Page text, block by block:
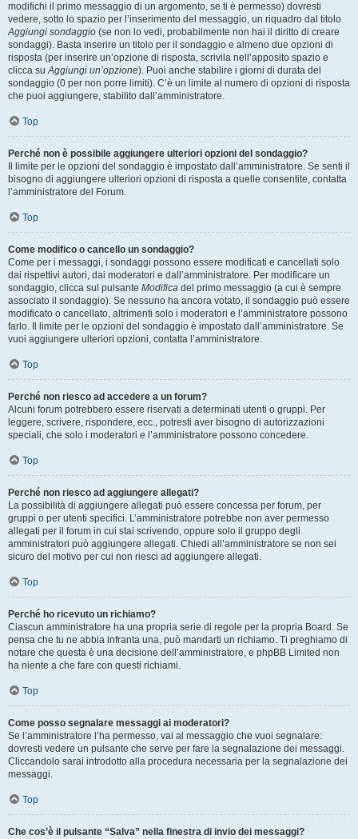
modifichi il primo messaggio di un argomento, se ti è permesso) dovresti
vedere, sotto lo spazio per l’inserimento del messaggio, un riquadro dal titolo
Aggiungi sondaggio (se non lo vedi, probabilmente non hai il diritto di creare
sondaggi). Basta inserire un titolo per il sondaggio e almeno due opzioni di
risposta (per inserire un’opzione di risposta, scrivila nell’apposito spazio e
clicca suAggiungi un’opzione). Puoi anche stabilire i giorni di durata del
sondaggio (0 per non porre limiti). C’è un limite al numero di opzioni di risposta
che puoi aggiungere, stabilito dall’amministratore.
Top
Perché non è possibile aggiungere ulteriori opzioni del sondaggio?
Il limite per le opzioni del sondaggio è impostato dall’amministratore. Se senti il
bisogno di aggiungere ulteriori opzioni di risposta a quelle consentite, contatta
l’amministratore del Forum.
Top
Come modifico o cancello un sondaggio?
Come per i messaggi, i sondaggi possono essere modificati e cancellati solo
dai rispettivi autori, dai moderatori e dall’amministratore. Per modificare un
sondaggio, clicca sul pulsante Modifica del primo messaggio (a cui è sempre
associato il sondaggio). Se nessuno ha ancora votato, il sondaggio può essere
modificato o cancellato, altrimenti solo i moderatori e l’amministratore possono
farlo. Il limite per le opzioni del sondaggio è impostato dall’amministratore. Se
vuoi aggiungere ulteriori opzioni, contatta l’amministratore.
Top
Perché non riesco ad accedere a un forum?
Alcuni forum potrebbero essere riservati a determinati utenti o gruppi. Per
leggere, scrivere, rispondere, ecc., potresti aver bisogno di autorizzazioni
speciali, che solo i moderatori e l’amministratore possono concedere.
Top
Perché non riesco ad aggiungere allegati?
La possibilità di aggiungere allegati può essere concessa per forum, per
gruppi o per utenti specifici. L’amministratore potrebbe non aver permesso
allegati per il forum in cui stai scrivendo, oppure solo il gruppo degli
amministratori può aggiungere allegati. Chiedi all’amministratore se non sei
sicuro del motivo per cui non riesci ad aggiungere allegati.
Top
Perché ho ricevuto un richiamo?
Ciascun amministratore ha una propria serie di regole per la propria Board. Se
pensa che tu ne abbia infranta una, può mandarti un richiamo. Ti preghiamo di
notare che questa è una decisione dell’amministratore, e phpBB Limited non
ha niente a che fare con questi richiami.
Top
Come posso segnalare messaggi ai moderatori?
Se l’amministratore l’ha permesso, vai al messaggio che vuoi segnalare:
dovresti vedere un pulsante che serve per fare la segnalazione dei messaggi.
Cliccandolo sarai introdotto alla procedura necessaria per la segnalazione dei
messaggi.
Top
Che cos’è il pulsante “Salva” nella finestra di invio dei messaggi?